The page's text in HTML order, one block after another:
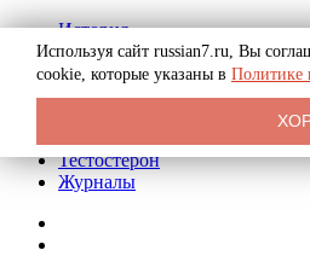
История
Биография
Криминал
Реклама на сайте
Тестостерон
Журналы
Используя сайт russian7.ru, Вы
cookie, которые указаны в Политике